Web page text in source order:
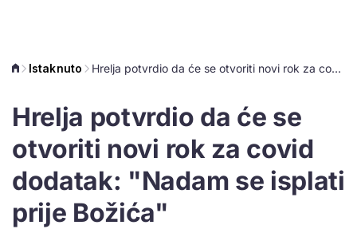
Istaknuto Hrelja potvrdio da će se otvoriti novi rok za covid dodatak: "Nadam se isplati prije Božića"
Hrelja potvrdio da će se
otvoriti novi rok za covid
dodatak: "Nadam se isplati
prije Božića"